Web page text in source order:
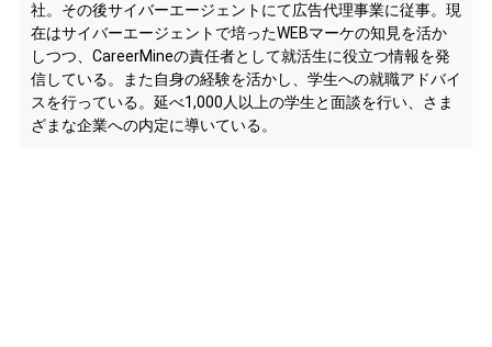
社。その後サイバーエージェントにて広告代理事業に従事。現
在はサイバーエージェントで培ったWEBマーケの知見を活か
しつつ、CareerMineの責任者として就活生に役立つ情報を発
信している。また自身の経験を活かし、学生への就職アドバイ
スを行っている。延べ1,000人以上の学生と面談を行い、さま
ざまな企業への内定に導いている。